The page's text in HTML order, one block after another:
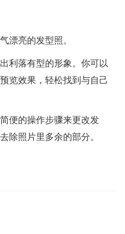
漂亮的发型照。
利落有型的形象。你可以
览效果，轻松找到与自己
便的操作步骤来更改发
除照片里多余的部分。